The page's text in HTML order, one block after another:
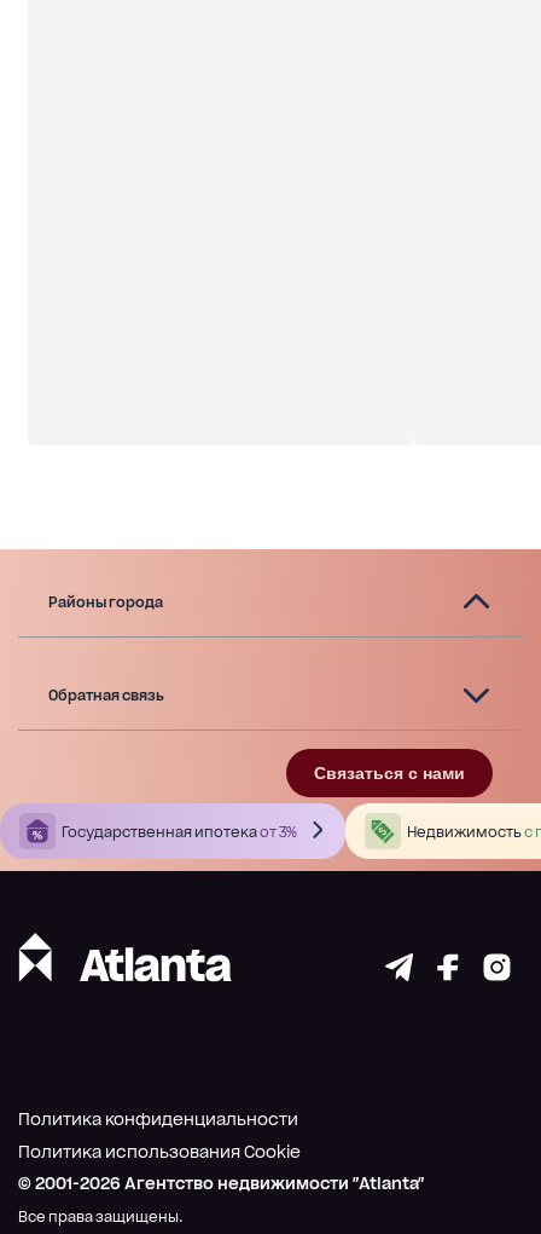
Районы города
Обратная связь
Связаться с нами
Государственная ипотекаот 3% Недвижимостьс
© 2001-2026 Агентство недвижимости "Atlanta"
Все права защищены.
Политика конфиденциальности
Политика использования Cookie